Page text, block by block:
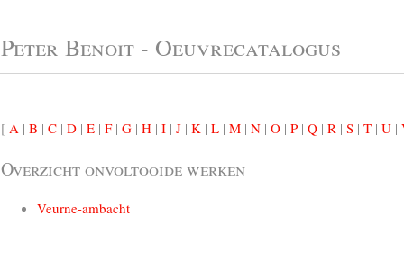
Peter Benoit - Oeuvrecatalogus
[ A | B | C | D | E | F| G | H | I | J | K | L | M | N | O | P | Q | R | S | T | U |
Overzicht onvoltooide werken
Veurne-ambacht